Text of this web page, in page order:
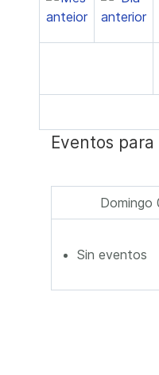
Eventos para
Domingo
Sin eventos